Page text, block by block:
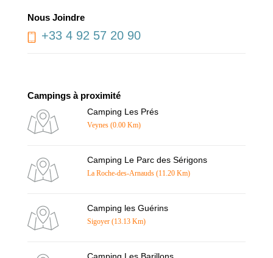
Nous Joindre
+33 4 92 57 20 90
Campings à proximité
Camping Les Prés
Veynes (0.00 Km)
Camping Le Parc des Sérigons
La Roche-des-Arnauds (11.20 Km)
Camping les Guérins
Sigoyer (13.13 Km)